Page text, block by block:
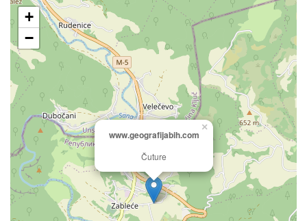
www.geografijabih.com
Čuture
×
+
−